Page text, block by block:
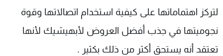
لتركز اهتماماتها على كيفية استخدام اتصالاتها وقوة
نجوميتها في جذب أفضل العروض لأبهيشيك لأنها
تعتقد أنه يستحق أكثر من ذلك بكثير .